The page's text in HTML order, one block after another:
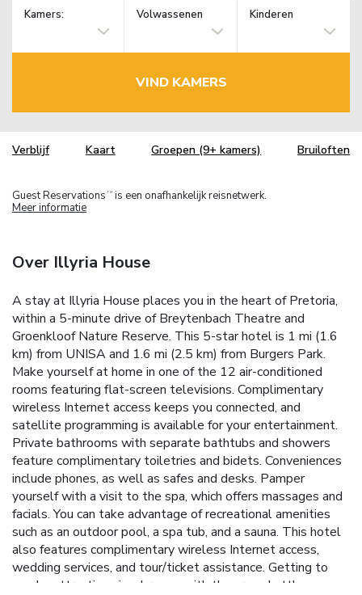
Kamers: Volwassenen Kinderen
VIND KAMERS
Verblijf Kaart Groepen (9+ kamers) Bruiloften
Guest Reservations TM is een onafhankelijk reisnetwerk.
Meer informatie
Over Illyria House
A stay at Illyria House places you in the heart of Pretoria,
within a 5-minute drive of Breytenbach Theatre and
Groenkloof Nature Reserve. This 5-star hotel is 1 mi (1.6
km) from UNISA and 1.6 mi (2.5 km) from Burgers Park.
Make yourself at home in one of the 12 air-conditioned
rooms featuring flat-screen televisions. Complimentary
wireless Internet access keeps you connected, and
satellite programming is available for your entertainment.
Private bathrooms with separate bathtubs and showers
feature complimentary toiletries and bidets. Conveniences
include phones, as well as safes and desks. Pamper
yourself with a visit to the spa, which offers massages and
facials. You can take advantage of recreational amenities
such as an outdoor pool, a spa tub, and a sauna. This hotel
also features complimentary wireless Internet access,
wedding services, and tour/ticket assistance. Getting to
nearby attractions is a breeze with the area shuttle